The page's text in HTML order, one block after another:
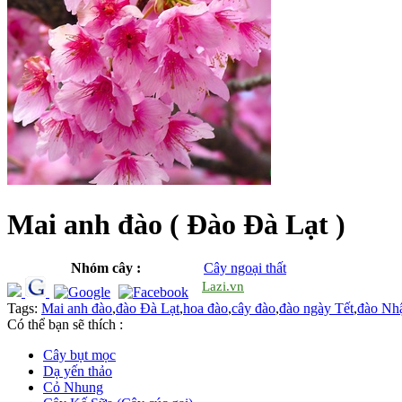
Mai anh đào ( Đào Đà Lạt )
Nhóm cây : Cây ngoại thất
Lazi.vn
Tags: Mai anh đào,đào Đà Lạt,hoa đào,cây đào,đào ngày Tết,đào
Có thể bạn sẽ thích :
Cây bụt mọc
Dạ yến thảo
Cỏ Nhung